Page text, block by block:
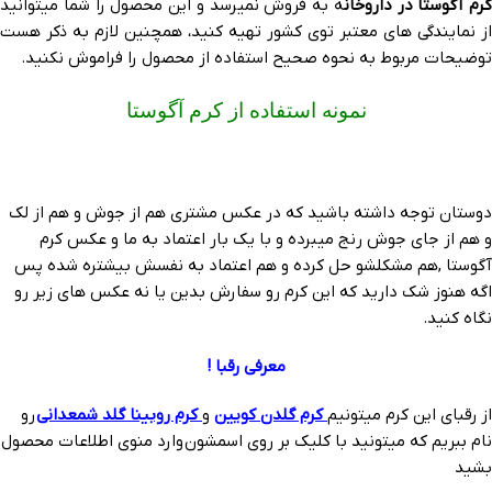
کرم آگوستا در داروخانه به فروش نمیرسد و این محصول را شما میتوانید
از نمایندگی های معتبر توی کشور تهیه کنید، همچنین لازم به ذکر هست
توضیحات مربوط به نحوه صحیح استفاده از محصول را فراموش نکنید.
نمونه استفاده از کرم آگوستا
دوستان توجه داشته باشید که در عکس مشتری هم از جوش و هم از لک
و هم از جای جوش رنج میبرده و با یک بار اعتماد به ما و عکس کرم
آگوستا ,هم مشکلشو حل کرده و هم اعتماد به نفسش بیشتره شده پس
اگه هنوز شک دارید که این کرم رو سفارش بدین یا نه عکس های زیر رو
نگاه کنید.
معرفی رقبا !
از رقبای این کرم میتونیمکرم گلدن کویین و کرم روبینا گلد شمعدانیرو
نام ببریم که میتونید با کلیک بر روی اسمشون وارد منوی اطلاعات محصول
بشید